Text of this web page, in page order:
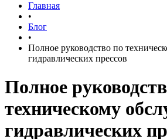
Главная
•
Блог
•
Полное руководство по
гидравлических прессов
Полное
техническому
гидравлических